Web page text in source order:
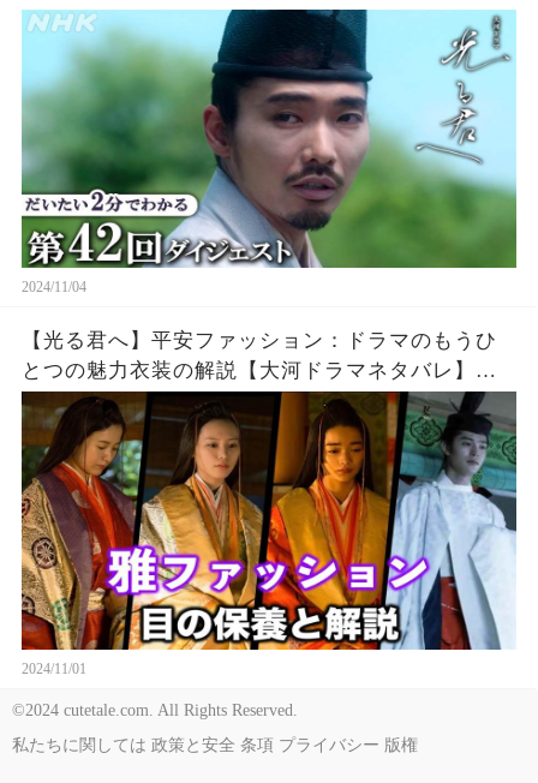
子)は道長の体調がよくないことを知り・・・
2024/11/04
【光る君へ】平安ファッション：ドラマのもうひ
とつの魅力衣装の解説【大河ドラマネタバレ】ド
ラマ考察
2024/11/01
©2024 cutetale.com. All Rights Reserved.
私たちに関しては 政策と安全 条項 プライバシー 版権